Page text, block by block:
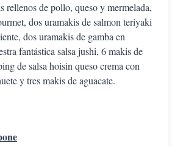
rellenos de pollo, queso y mermelada,
dos uramakis de salmon teriyaki
dos uramakis de gamba en
fantástica salsa jushi, 6 makis de
de salsa hoisin queso crema con
y tres makis de aguacate.